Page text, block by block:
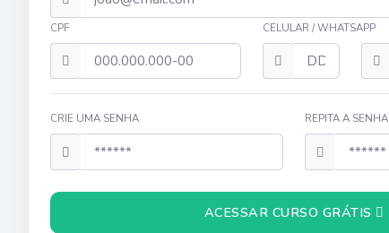
CPF CELULAR / WHATSAPP
CRIE UMA SENHA REPITA A SENHA
ACESSAR CURSO GRÁTIS